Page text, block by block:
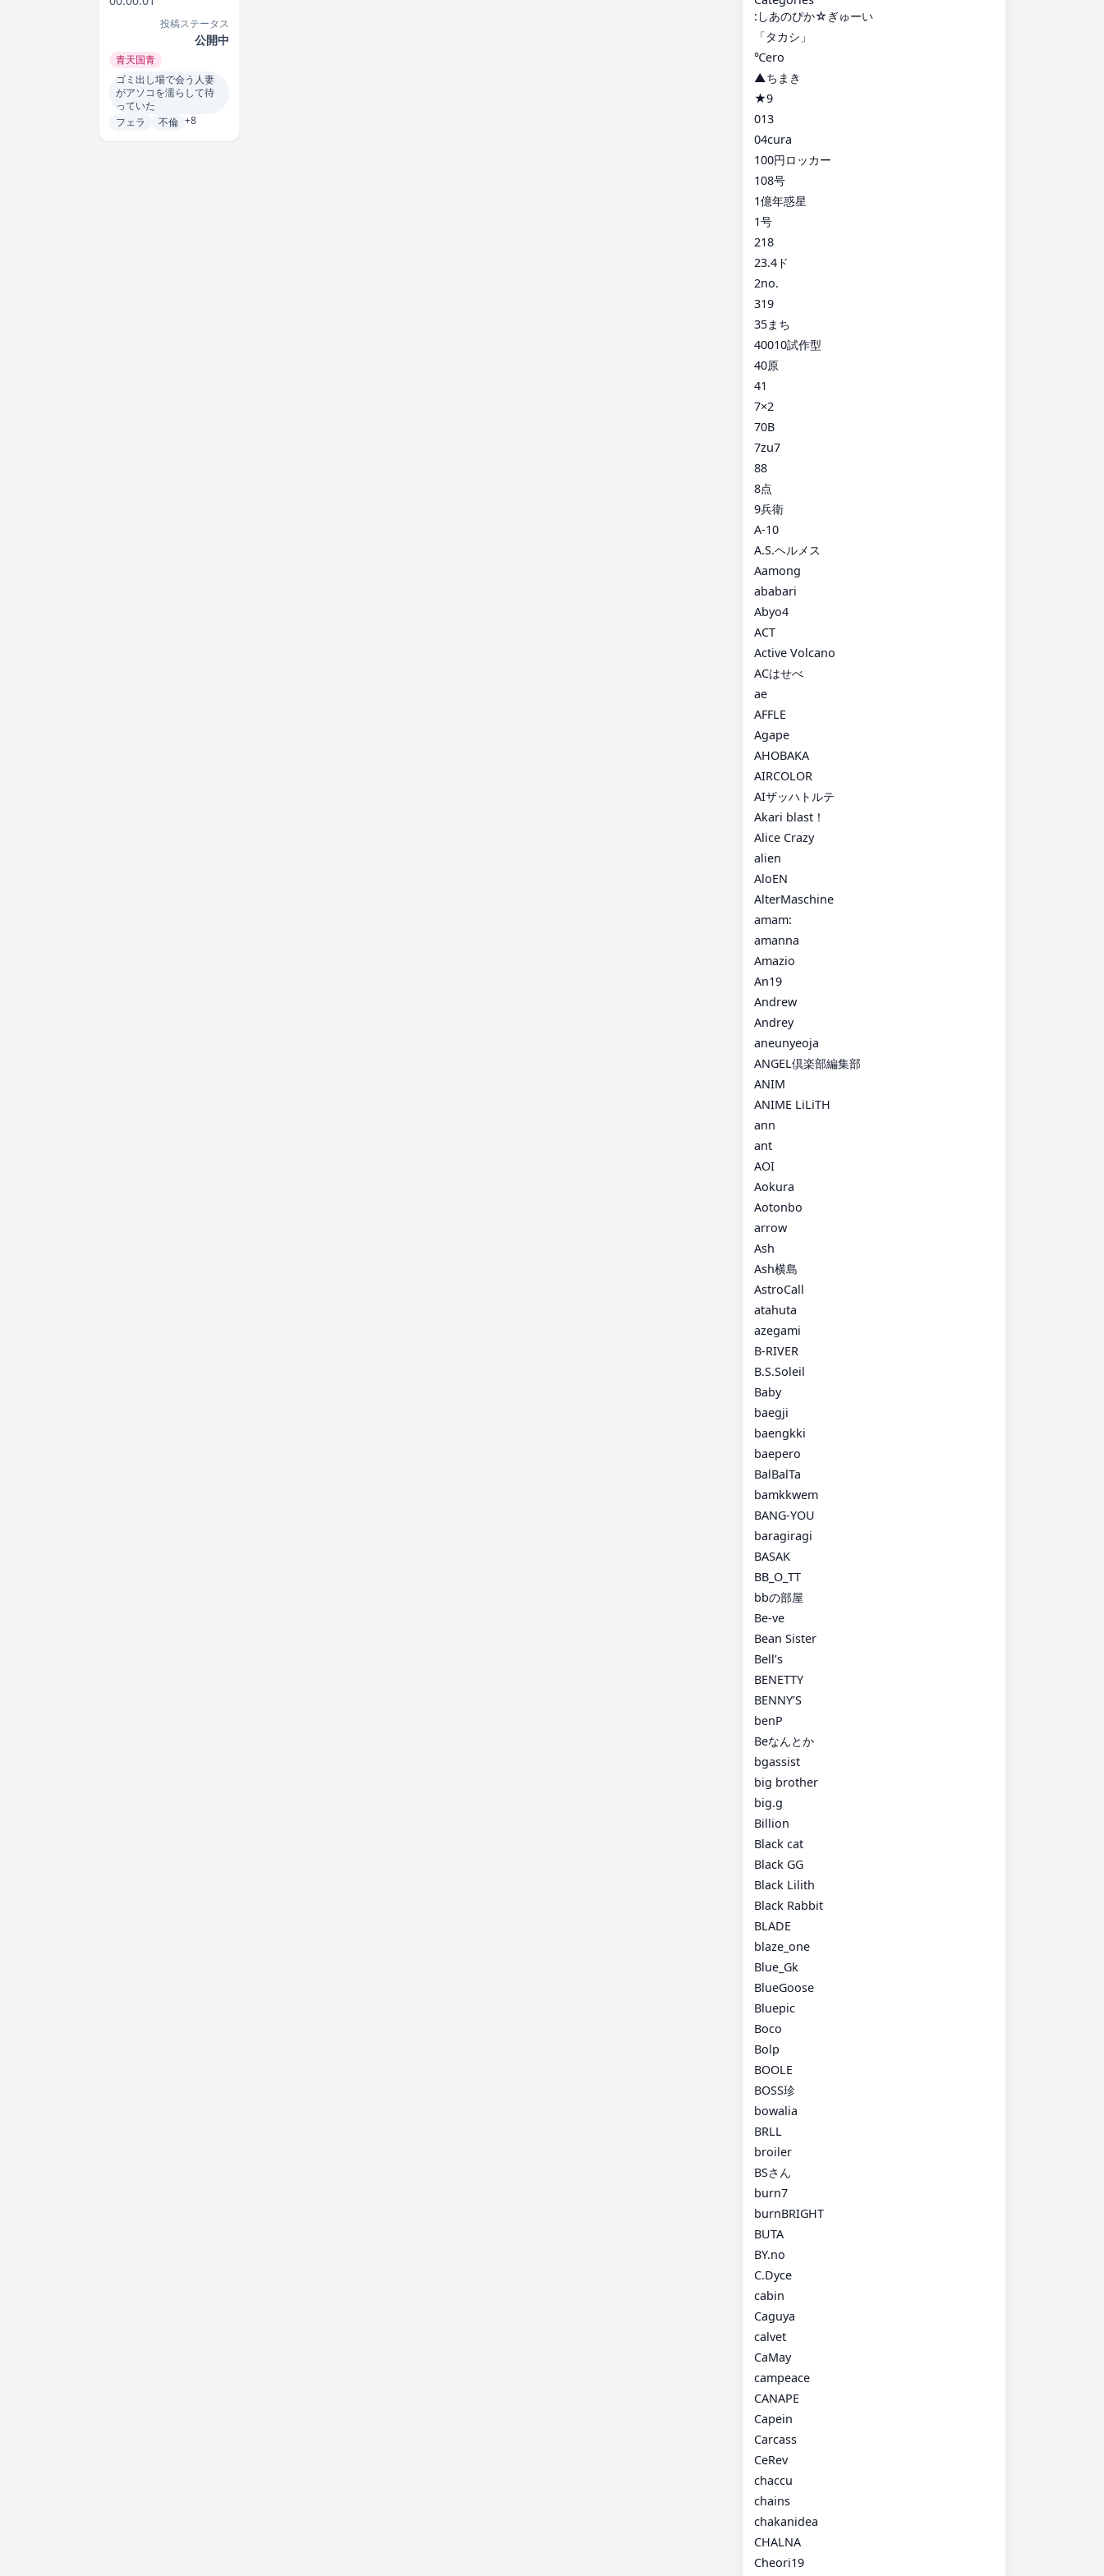
投稿ステータス
公開中
青天国青
ゴミ出し場で会う人妻
がアソコを濡らして待
っていた
フェラ
不倫 +8
:しあのぴか☆ぎゅーい
「タカシ」
℃ero
▲ちまき
★9
013
04cura
100円ロッカー
108号
1億年惑星
1号
218
23.4ド
2no.
319
35まち
40010試作型
40原
41
7×2
70B
7zu7
88
8点
9兵衛
A-10
A.S.ヘルメス
Aamong
ababari
Abyo4
ACT
Active Volcano
ACはせべ
ae
AFFLE
Agape
AHOBAKA
AIRCOLOR
AIザッハトルテ
Akari blast！
Alice Crazy
alien
AloEN
AlterMaschine
amam:
amanna
Amazio
An19
Andrew
Andrey
aneunyeoja
ANGEL倶楽部編集部
ANIM
ANIME LiLiTH
ann
ant
AOI
Aokura
Aotonbo
arrow
Ash
Ash横島
AstroCall
atahuta
azegami
B-RIVER
B.S.Soleil
Baby
baegji
baengkki
baepero
BalBalTa
bamkkwem
BANG-YOU
baragiragi
BASAK
BB_O_TT
bbの部屋
Be-ve
Bean Sister
Bell’s
BENETTY
BENNY’S
benP
Beなんとか
bgassist
big brother
big.g
Billion
Black cat
Black GG
Black Lilith
Black Rabbit
BLADE
blaze_one
Blue_Gk
BlueGoose
Bluepic
Boco
Bolp
BOOLE
BOSS珍
bowalia
BRLL
broiler
BSさん
burn7
burnBRIGHT
BUTA
BY.no
C.Dyce
cabin
Caguya
calvet
CaMay
campeace
CANAPE
Capein
Carcass
CeRev
chaccu
chains
chakanidea
CHALNA
Cheori19